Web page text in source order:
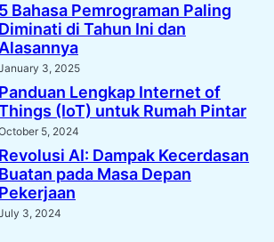
5 Bahasa Pemrograman Paling
Diminati di Tahun Ini dan
Alasannya
3, 2025
Panduan Lengkap Internet of
(IoT) untuk Rumah Pintar
5, 2024
Revolusi AI: Dampak Kecerdasan
Buatan pada Masa Depan
Pekerjaan
3, 2024